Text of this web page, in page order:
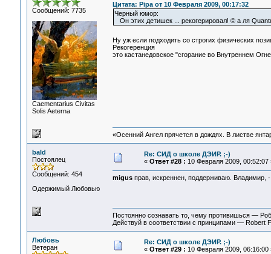
Сообщений: 7735
Сaementarius Civitas
Solis Aeterna
Цитата: Pipa от 10 Февраля 2009, 00:17:32
Черный юмор:
Он этих детишек ... рекогерировал! © а ля
Ну уж если подходить со строгих физических
Рекогеренция
это кастанедовское "сгорание во Внутреннем
«Осенний Ангел прячется в дождях. В листве
bald
Постоялец
Сообщений: 454
Одержимый Любовью
Re: СИД о школе ДЭИР. ;-)
« Ответ #28 : 10 Февраля 2009, 00:52:07
migusправ, искреннен, поддерживаю. Владимир,
Постоянно сознавать то, чему противишься —
Действуй в соответствии с принципами — Robert
Любовь
Ветеран
Re: СИД о школе ДЭИР. ;-)
« Ответ #29 : 10 Февраля 2009, 06:16:00